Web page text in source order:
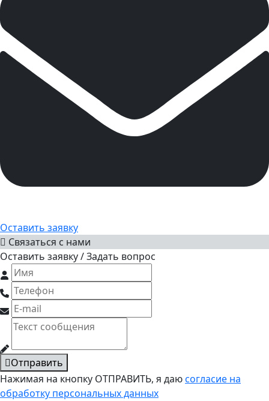
Оставить заявку
Связаться с нами
Оставить заявку / Задать вопрос
Отправить
Нажимая на кнопку ОТПРАВИТЬ, я даюсогласие на
обработку персональных данных